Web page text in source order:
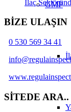
GMP
İlaç
BİZE ULAŞIN
0 530 569 34 41
SİTEDE ARA..